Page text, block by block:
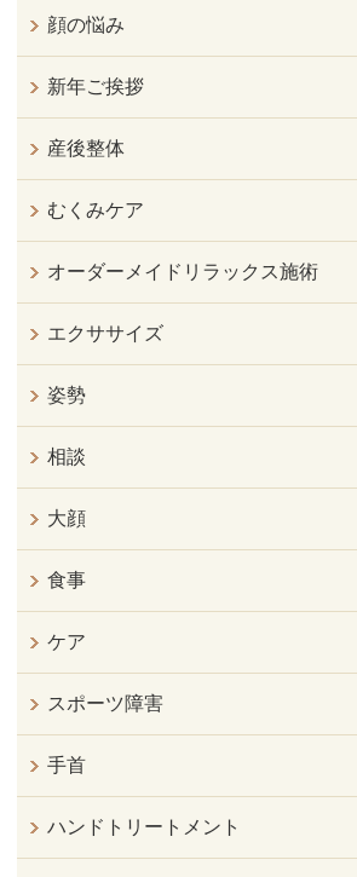
顔の悩み
新年ご挨拶
産後整体
むくみケア
オーダーメイドリラックス施術
エクササイズ
姿勢
相談
大顔
食事
ケア
スポーツ障害
手首
ハンドトリートメント